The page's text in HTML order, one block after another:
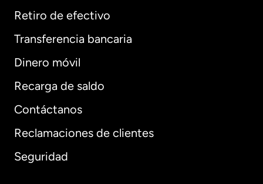
Retiro de efectivo
Transferencia bancaria
Dinero móvil
Recarga de saldo
Contáctanos
Reclamaciones de clientes
Seguridad